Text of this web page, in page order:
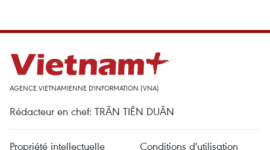
AGENCE VIETNAMIENNE D'INFORMATION (VNA)
Rédacteur en chef: TRÂN TIÊN DUÂN
Propriété intellectuelle Conditions d'utilisation